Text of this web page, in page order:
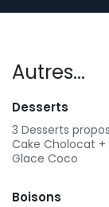
Autres...
Desserts
3 Desserts
Cake Cholocat
Glace Coco
Boisons